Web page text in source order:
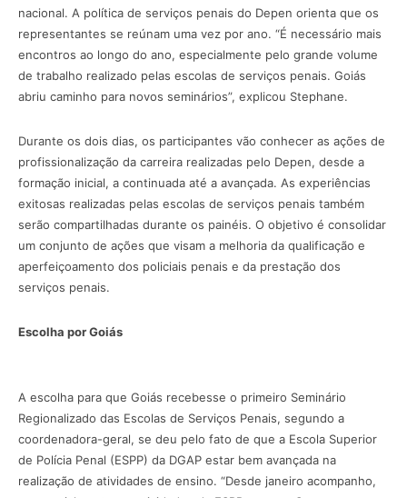
nacional. A política de serviços penais do Depen orienta que os
representantes se reúnam uma vez por ano. “É necessário mais
encontros ao longo do ano, especialmente pelo grande volume
de trabalho realizado pelas escolas de serviços penais. Goiás
abriu caminho para novos seminários”, explicou Stephane.
Durante os dois dias, os participantes vão conhecer as ações de
profissionalização da carreira realizadas pelo Depen, desde a
formação inicial, a continuada até a avançada. As experiências
exitosas realizadas pelas escolas de serviços penais também
serão compartilhadas durante os painéis. O objetivo é consolidar
um conjunto de ações que visam a melhoria da qualificação e
aperfeiçoamento dos policiais penais e da prestação dos
serviços penais.
Escolha por Goiás
A escolha para que Goiás recebesse o primeiro Seminário
Regionalizado das Escolas de Serviços Penais, segundo a
coordenadora-geral, se deu pelo fato de que a Escola Superior
de Polícia Penal (ESPP) da DGAP estar bem avançada na
realização de atividades de ensino. “Desde janeiro acompanho,